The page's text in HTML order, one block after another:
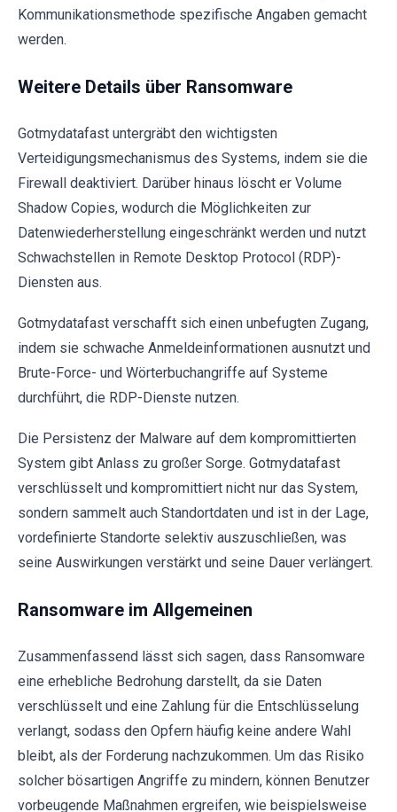
Kommunikationsmethode spezifische Angaben gemacht
werden.
Weitere Details über Ransomware
Gotmydatafast untergräbt den wichtigsten
Verteidigungsmechanismus des Systems, indem sie die
Firewall deaktiviert. Darüber hinaus löscht er Volume
Shadow Copies, wodurch die Möglichkeiten zur
Datenwiederherstellung eingeschränkt werden und nutzt
Schwachstellen in Remote Desktop Protocol (RDP)-
Diensten aus.
Gotmydatafast verschafft sich einen unbefugten Zugang,
indem sie schwache Anmeldeinformationen ausnutzt und
Brute-Force- und Wörterbuchangriffe auf Systeme
durchführt, die RDP-Dienste nutzen.
Die Persistenz der Malware auf dem kompromittierten
System gibt Anlass zu großer Sorge. Gotmydatafast
verschlüsselt und kompromittiert nicht nur das System,
sondern sammelt auch Standortdaten und ist in der Lage,
vordefinierte Standorte selektiv auszuschließen, was
seine Auswirkungen verstärkt und seine Dauer verlängert.
Ransomware im Allgemeinen
Zusammenfassend lässt sich sagen, dass Ransomware
eine erhebliche Bedrohung darstellt, da sie Daten
verschlüsselt und eine Zahlung für die Entschlüsselung
verlangt, sodass den Opfern häufig keine andere Wahl
bleibt, als der Forderung nachzukommen. Um das Risiko
solcher bösartigen Angriffe zu mindern, können Benutzer
vorbeugende Maßnahmen ergreifen, wie beispielsweise